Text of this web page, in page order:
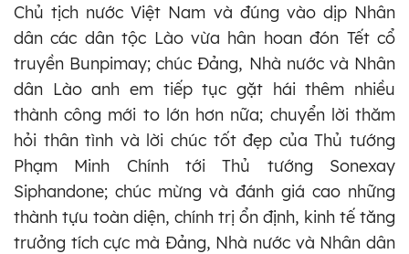
Chủ tịch nước Việt Nam và đúng vào dịp Nhân
dân các dân tộc Lào vừa hân hoan đón Tết cổ
truyền Bunpimay; chúc Đảng, Nhà nước và Nhân
dân Lào anh em tiếp tục gặt hái thêm nhiều
thành công mới to lớn hơn nữa; chuyển lời thăm
hỏi thân tình và lời chúc tốt đẹp của Thủ tướng
Phạm Minh Chính tới Thủ tướng Sonexay
Siphandone; chúc mừng và đánh giá cao những
thành tựu toàn diện, chính trị ổn định, kinh tế tăng
trưởng tích cực mà Đảng, Nhà nước và Nhân dân